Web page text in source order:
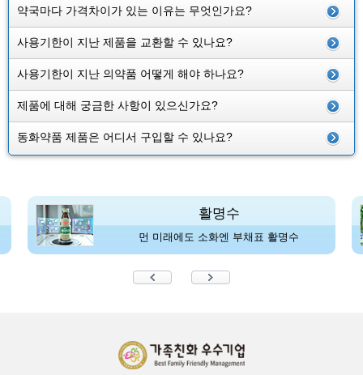
약국마다 가격차이가 있는 이유는 무엇인가요?
사용기한이 지난 제품을 교환할 수 있나요?
사용기한이 지난 의약품 어떻게 해야 하나요?
제품에 대해 궁금한 사항이 있으신가요?
동화약품 제품은 어디서 구입할 수 있나요?
활명수
먼 미래에도 소화엔 부채표 활명수